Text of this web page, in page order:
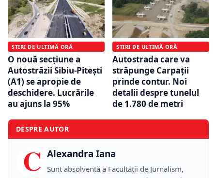
ȘTIRI DE ULTIMĂ ORĂ
O nouă secțiune a
Autostrăzii Sibiu-Pitești
(A1) se apropie de
deschidere. Lucrările
au ajuns la 95%
ȘTIRI DE ULTIMĂ ORĂ
Autostrada care va
străpunge Carpații
prinde contur. Noi
detalii despre tunelul
de 1.780 de metri
DESPRE AUTOR
C Alexandra Iana
Sunt absolventă a Facultății de Jurnalism,